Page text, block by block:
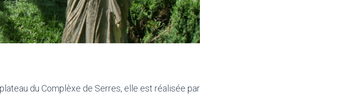
du Complèxe de Serres, elle est réalisée par